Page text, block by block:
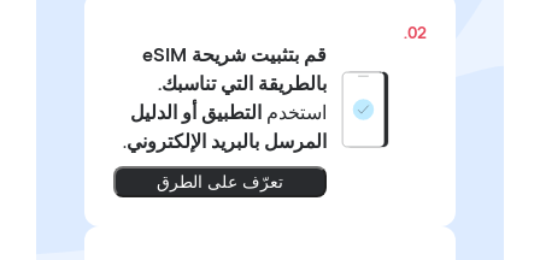
قم بتثبيت شريحة eSIM
بالطريقة التي تناسبك.
استخدمالتطبيق أو الدليل
المرسل بالبريد الإلكتروني.
تعرّف على الطرق